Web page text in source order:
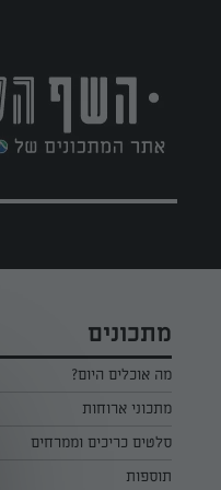
מתכונים
מה אוכלים היום?
מתכוני ארוחות
ארוחת בוקר
ארוחת צהריים
סלטים כריכים וממרחים
כל הסלטים כריכים וממרחים
תוספות